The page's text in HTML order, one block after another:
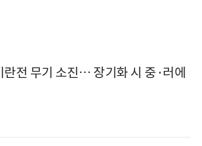
란전 무기 소진… 장기화 시 중·러에